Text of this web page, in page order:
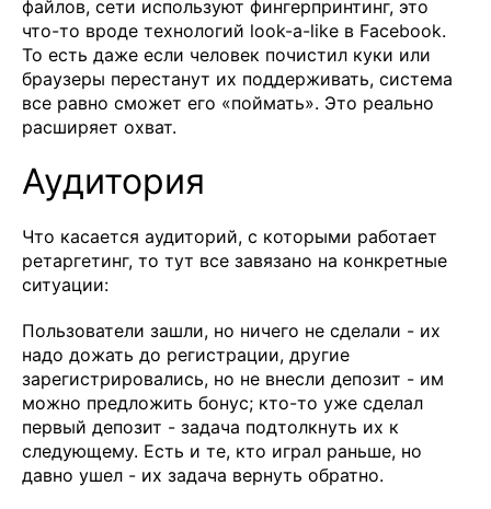
файлов, сети используют фингерпринтинг, это
что-то вроде технологий look-a-like в Facebook.
То есть даже если человек почистил куки или
браузеры перестанут их поддерживать, система
все равно сможет его «поймать». Это реально
расширяет охват.
Аудитория
Что касается аудиторий, с которыми работает
ретаргетинг, то тут все завязано на конкретные
ситуации:
Пользователи зашли, но ничего не сделали - их
надо дожать до регистрации, другие
зарегистрировались, но не внесли депозит - им
можно предложить бонус; кто-то уже сделал
первый депозит - задача подтолкнуть их к
следующему. Есть и те, кто играл раньше, но
давно ушел - их задача вернуть обратно.